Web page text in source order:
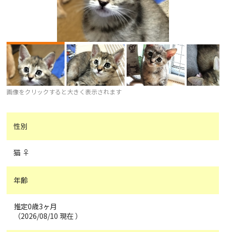
画像をクリックすると大きく表示されます
性別
猫 ♀
年齢
推定0歳3ヶ月
（2026/08/10 現在 ）